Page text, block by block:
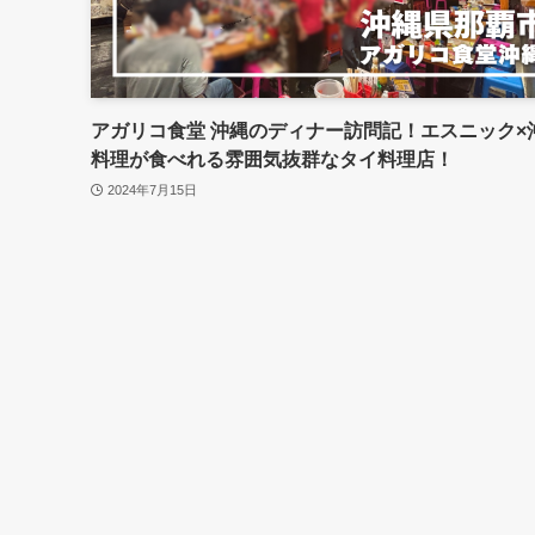
アガリコ食堂 沖縄のディナー訪問記！エスニック×
料理が食べれる雰囲気抜群なタイ料理店！
2024年7月15日